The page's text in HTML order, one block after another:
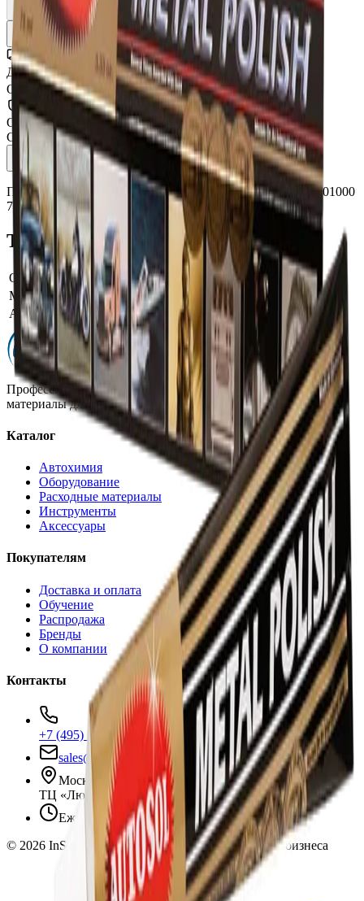
Уточнить наличие
Доставка СДЭК
От 350₽ по России
Оригинал 100%
Сертифицированный товар
Характеристики
Полировальная паста для металла Autosol Metal Polish 1001000
75 мл
Технические характеристики
Объём тары, фасовка
75 мл
Модель производителя
Metal Polish
Артикул производителя 1001000
Профессиональная автохимия, оборудование и расходные
материалы для детейлинга.
Каталог
Автохимия
Оборудование
Расходные материалы
Инструменты
Аксессуары
Покупателям
Доставка и оплата
Обучение
Распродажа
Бренды
О компании
Контакты
+7 (495) 135-35-99
sales@insafe.ru
Москва, Люблинская ул., 153.
ТЦ «Люблю Молл», -1 уровень
Ежедневно 10:00 — 19:00
© 2026 InSafe.ru — Товары и технологии для автобизнеса